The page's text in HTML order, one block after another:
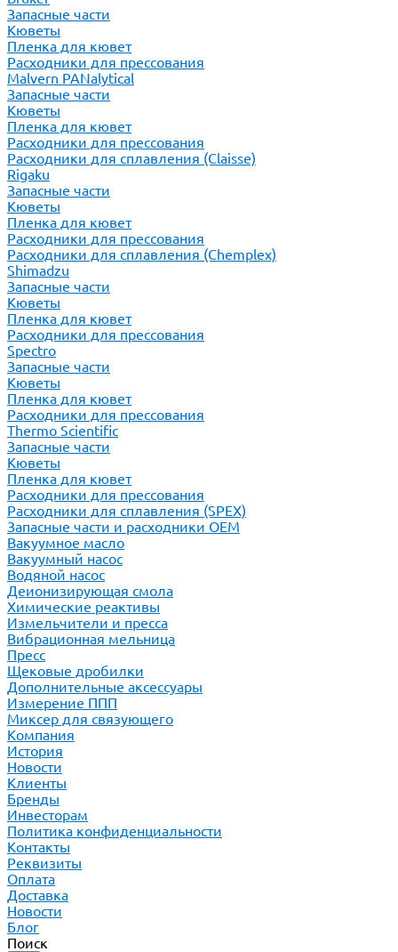
Запасные части
Кюветы
Пленка для кювет
Расходники для прессования
Malvern PANalytical
Запасные части
Кюветы
Пленка для кювет
Расходники для прессования
Расходники для сплавления (Claisse)
Rigaku
Запасные части
Кюветы
Пленка для кювет
Расходники для прессования
Расходники для сплавления (Chemplex)
Shimadzu
Запасные части
Кюветы
Пленка для кювет
Расходники для прессования
Spectro
Запасные части
Кюветы
Пленка для кювет
Расходники для прессования
Thermo Scientific
Запасные части
Кюветы
Пленка для кювет
Расходники для прессования
Расходники для сплавления (SPEX)
Запасные части и расходники ОЕМ
Вакуумное масло
Вакуумный насос
Водяной насос
Деионизирующая смола
Химические реактивы
Измельчители и пресса
Вибрационная мельница
Пресс
Щековые дробилки
Дополнительные аксессуары
Измерение ППП
Миксер для связующего
Компания
История
Новости
Клиенты
Бренды
Инвесторам
Политика конфиденциальности
Контакты
Реквизиты
Оплата
Доставка
Новости
Блог
Поиск